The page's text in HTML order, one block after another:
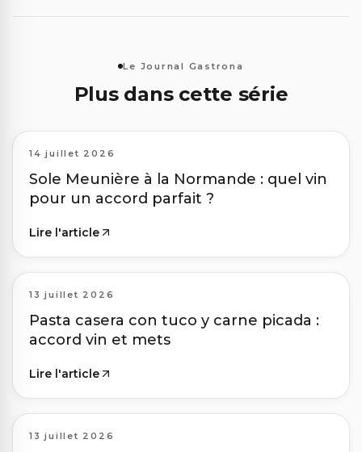
Le Journal Gastrona
Plus dans cette série
14 juillet 2026
Sole Meunière à la Normande : quel vin
pour un accord parfait ?
Lire l'article
13 juillet 2026
Pasta casera con tuco y carne picada :
accord vin et mets
Lire l'article
13 juillet 2026